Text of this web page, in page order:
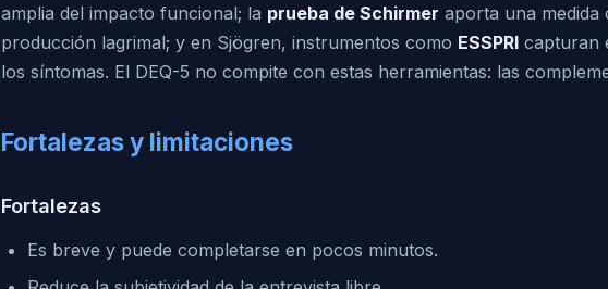
amplia del impacto funcional; la prueba de Schirmer aporta una medida
producción lagrimal; y en Sjögren, instrumentos como ESSPRI capturan
los síntomas. El DEQ-5 no compite con estas herramientas: las
Fortalezas y limitaciones
Fortalezas
Es breve y puede completarse en pocos minutos.